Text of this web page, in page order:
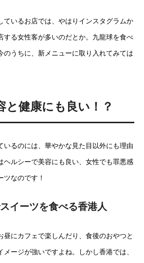
ているお店では、やはりインスタグラムか
する女性客が多いのだとか。九龍球を食べ
のうちに、新メニューに取り入れてみては
と健康にも良い！？
いるのには、華やかな見た目以外にも理由
ヘルシーで美容にも良い、女性でも罪悪感
ツなのです！
イーツを食べる香港人
昼にカフェで楽しんだり、食後のおやつと
メージが強いですよね。しかし香港では、